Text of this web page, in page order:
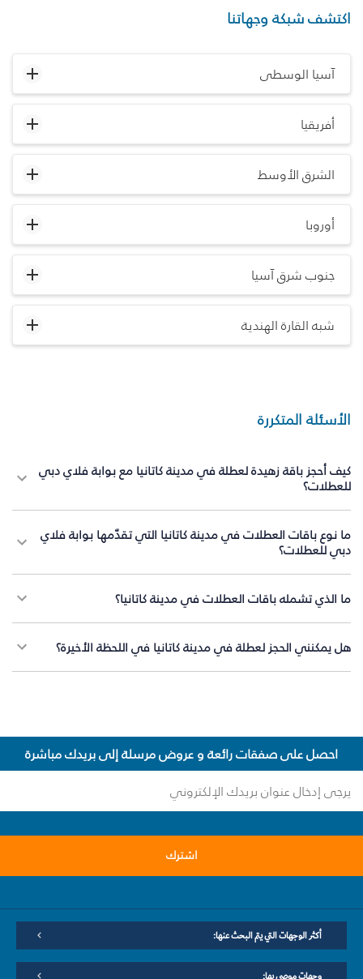
اكتشف شبكة وجهاتنا
آسيا الوسطى
أفريقيا
الشرق الأوسط
أوروبا
جنوب شرق آسيا
شبه القارة الهندية
الأسئلة المتكررة
كيف أحجز باقة زهيدة لعطلة في مدينة كاتانيا مع بوابة فلاي دبي
للعطلات؟
ما نوع باقات العطلات في مدينة كاتانيا التي تقدّمها بوابة فلاي
دبي للعطلات؟
ما الذي تشمله باقات العطلات في مدينة كاتانيا؟
هل يمكنني الحجز لعطلة في مدينة كاتانيا في اللحظة الأخيرة؟
احصل على صفقات رائعة و عروض مرسلة إلى بريدك مباشرة
اشترك
أكثر الوجهات التي يتم البحث عنها:
وجهات موصى بها: